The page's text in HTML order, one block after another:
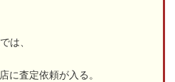
では、
に査定依頼が入る。